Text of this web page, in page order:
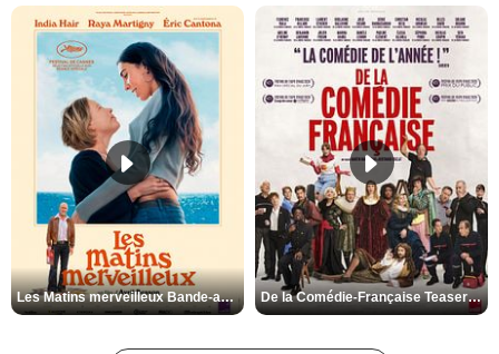
Les Matins merveilleux Bande-annonce VF De la Comédie-Française Teaser VF